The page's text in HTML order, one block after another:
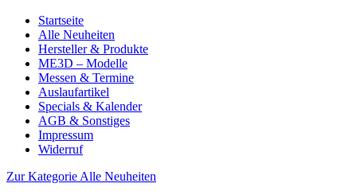
Startseite
Alle Neuheiten
Hersteller & Produkte
ME3D – Modelle
Messen & Termine
Auslaufartikel
Specials & Kalender
AGB & Sonstiges
Impressum
Widerruf
Zur Kategorie Alle Neuheiten